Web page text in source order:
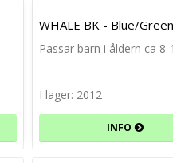
Lägg till i
Lägg till i
WHALE BK - Blue/Green
Passar barn i åldern ca 8-
I lager: 2012
INFO